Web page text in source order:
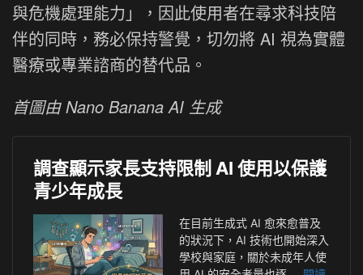
與危機處理能力」，因此使用者在尋求科技陪
伴的同時，務必保持警覺，切勿將 AI 視為實體
醫療或專業諮商的替代品。
首圖由 Nano Banana AI 生成